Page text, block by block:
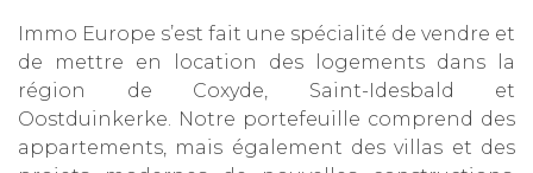
Immo Europe s’est fait une spécialité de vendre et
de mettre en location des logements dans la
région de Coxyde, Saint-Idesbald et
Oostduinkerke. Notre portefeuille comprend des
appartements, mais également des villas et des